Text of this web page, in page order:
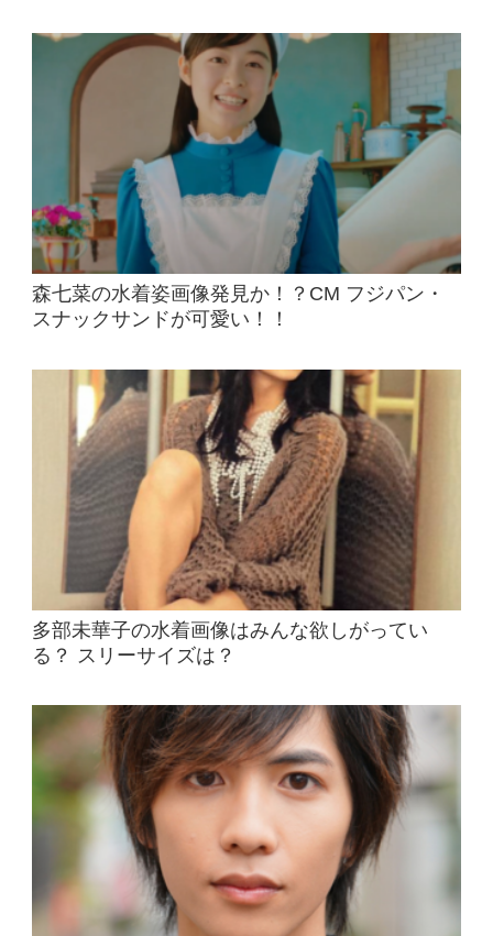
森七菜の水着姿画像発見か！？CM フジパン・
スナックサンドが可愛い！！
多部未華子の水着画像はみんな欲しがってい
る？ スリーサイズは？